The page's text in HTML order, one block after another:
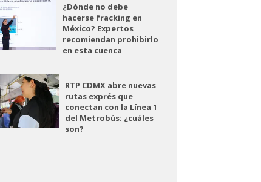
¿Dónde no debe
hacerse fracking en
México? Expertos
recomiendan prohibirlo
en esta cuenca
RTP CDMX abre nuevas
rutas exprés que
conectan con la Línea 1
del Metrobús: ¿cuáles
son?